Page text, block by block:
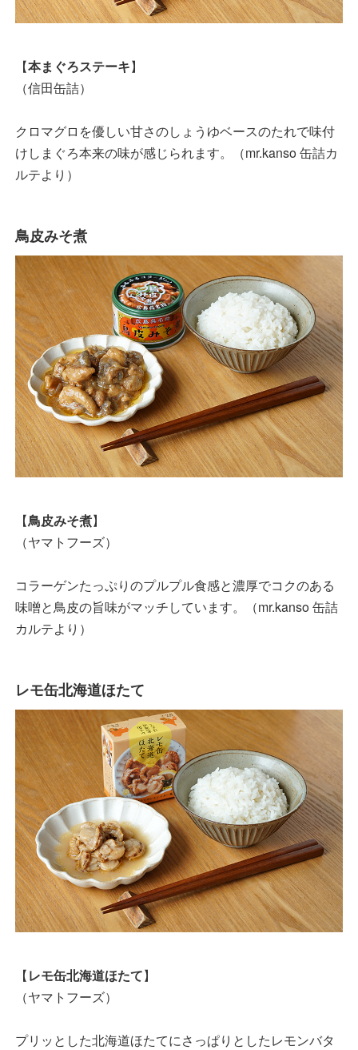
【本まぐろステーキ】
（信田缶詰）
クロマグロを優しい甘さのしょうゆベースのたれで味付
けしまぐろ本来の味が感じられます。（mr.kanso 缶詰カ
ルテより）
鳥皮みそ煮
【鳥皮みそ煮】
（ヤマトフーズ）
コラーゲンたっぷりのプルプル食感と濃厚でコクのある
味噌と鳥皮の旨味がマッチしています。（mr.kanso 缶詰
カルテより）
レモ缶北海道ほたて
【レモ缶北海道ほたて】
（ヤマトフーズ）
プリッとした北海道ほたてにさっぱりとしたレモンバタ